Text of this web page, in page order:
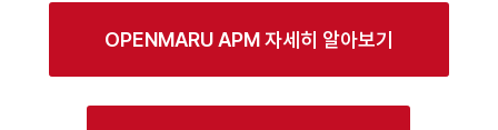
OPENMARU APM 자세히 알아보기